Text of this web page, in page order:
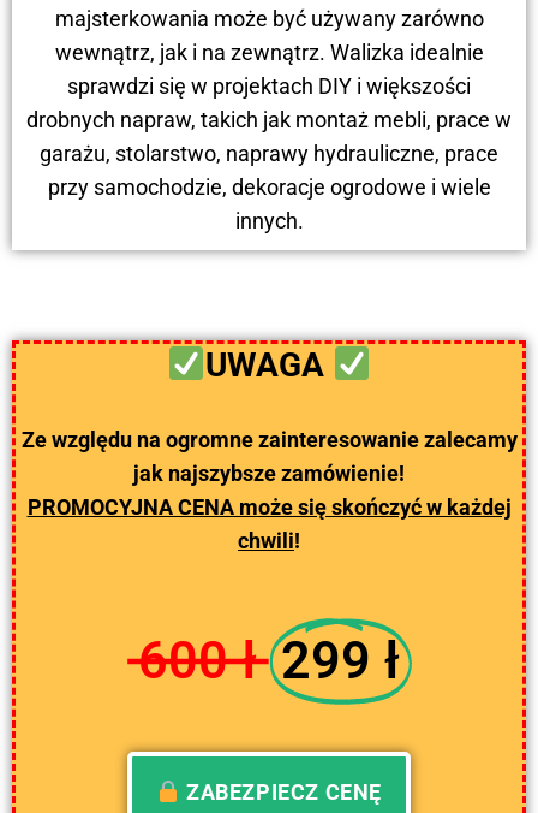
majsterkowania może być używany zarówno
wewnątrz, jak i na zewnątrz. Walizka idealnie
sprawdzi się w projektach DIY i większości
drobnych napraw, takich jak montaż mebli, prace w
garażu, stolarstwo, naprawy hydrauliczne, prace
przy samochodzie, dekoracje ogrodowe i wiele
innych.
UWAGA
Ze względu na ogromne zainteresowanie zalecamy
jak najszybsze zamówienie!
PROMOCYJNA CENA może się skończyć w każdej
chwili!
600 ł 299 ł
ZABEZPIECZ CENĘ